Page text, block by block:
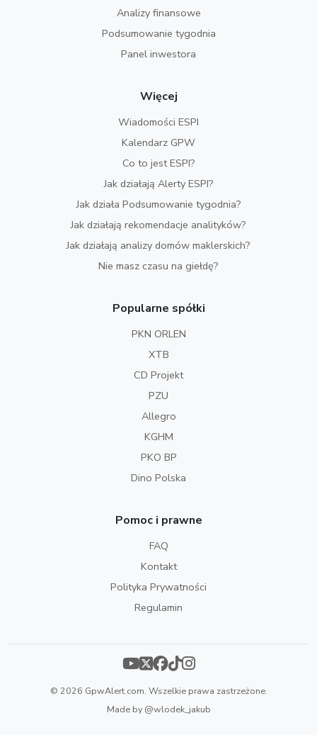
Analizy finansowe
Podsumowanie tygodnia
Panel inwestora
Więcej
Wiadomości ESPI
Kalendarz GPW
Co to jest ESPI?
Jak działają Alerty ESPI?
Jak działa Podsumowanie tygodnia?
Jak działają rekomendacje analityków?
Jak działają analizy domów maklerskich?
Nie masz czasu na giełdę?
Popularne spółki
PKN ORLEN
XTB
CD Projekt
PZU
Allegro
KGHM
PKO BP
Dino Polska
Pomoc i prawne
FAQ
Kontakt
Polityka Prywatności
Regulamin
© 2026 GpwAlert.com. Wszelkie prawa zastrzeżone.
Made by@wlodek_jakub